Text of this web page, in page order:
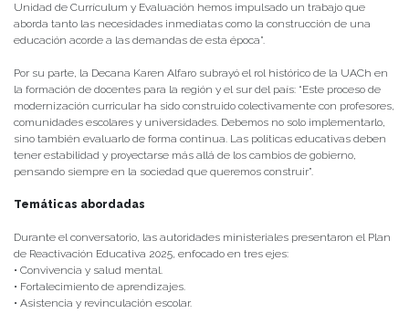
Unidad de Currículum y Evaluación hemos impulsado un trabajo que
aborda tanto las necesidades inmediatas como la construcción de una
educación acorde a las demandas de esta época”.
Por su parte, la Decana Karen Alfaro subrayó el rol histórico de la UACh en
la formación de docentes para la región y el sur del país: “Este proceso de
modernización curricular ha sido construido colectivamente con profesores,
comunidades escolares y universidades. Debemos no solo implementarlo,
sino también evaluarlo de forma continua. Las políticas educativas deben
tener estabilidad y proyectarse más allá de los cambios de gobierno,
pensando siempre en la sociedad que queremos construir”.
Temáticas abordadas
Durante el conversatorio, las autoridades ministeriales presentaron el Plan
de Reactivación Educativa 2025, enfocado en tres ejes:
• Convivencia y salud mental.
• Fortalecimiento de aprendizajes.
• Asistencia y revinculación escolar.